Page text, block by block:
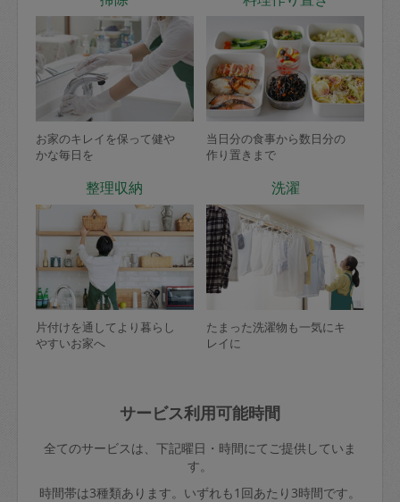
お家のキレイを保って健や
かな毎日を
当日分の食事から数日分の
作り置きまで
整理収納
片付けを通してより暮らし
やすいお家へ
洗濯
たまった洗濯物も一気にキ
レイに
サービス利用可能時間
全てのサービスは、下記曜日・時間にてご提供していま
す。
時間帯は3種類あります。いずれも1回あたり3時間です。